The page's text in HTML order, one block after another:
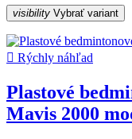
visibility Vybrať variant
 Rýchly náhľad
Plastové
Mavis 2000